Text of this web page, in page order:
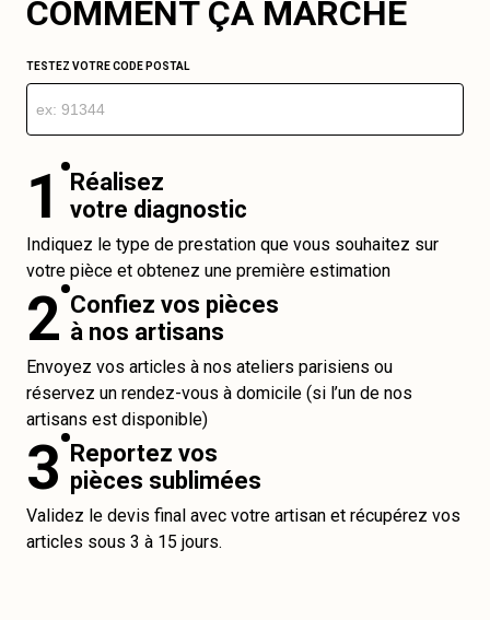
COMMENT ÇA MARCHE
TESTEZ VOTRE CODE POSTAL
1
Réalisez
votre diagnostic
Indiquez le type de prestation que vous souhaitez sur
votre pièce et obtenez une première estimation
2 Confiez vos pièces
à nos artisans
Envoyez vos articles à nos ateliers parisiens ou
réservez un rendez-vous à domicile (si l’un de nos
artisans est disponible)
3 Reportez vos
pièces sublimées
Validez le devis final avec votre artisan et récupérez vos
articles sous 3 à 15 jours.